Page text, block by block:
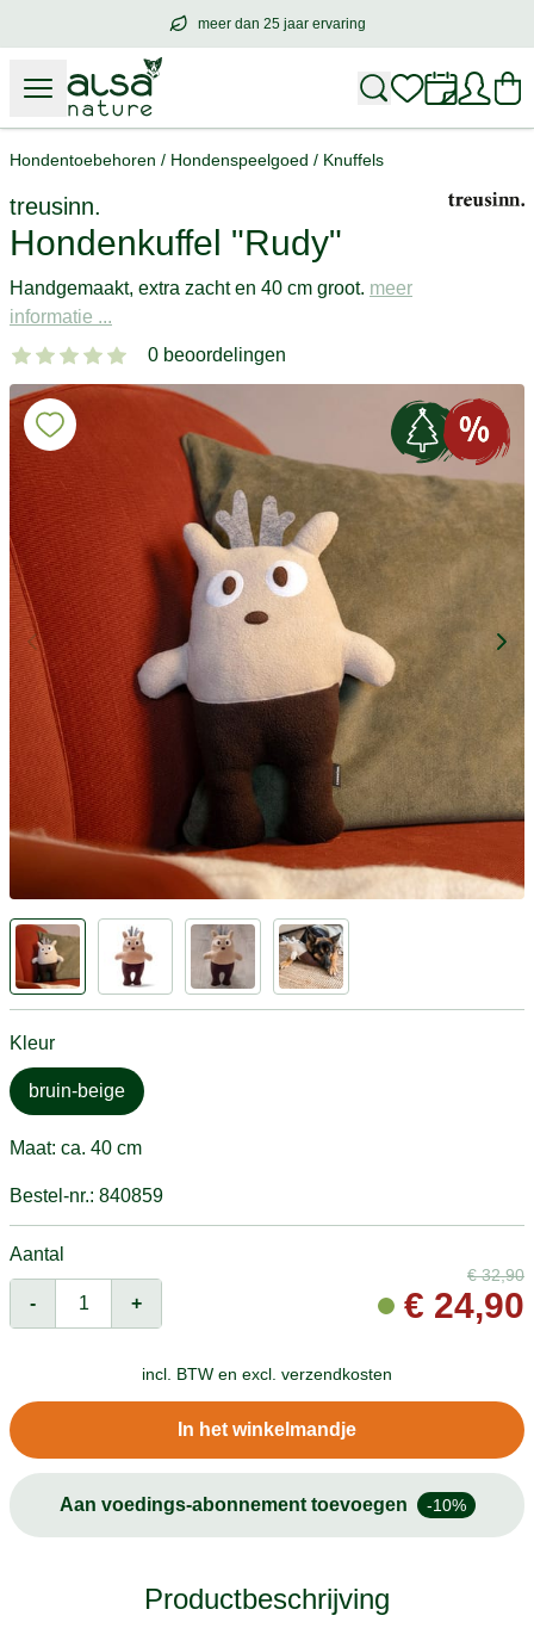
meer dan 25 jaar ervaring
meer dan25 jaar ervaring
Hondentoebehoren / Hondenspeelgoed / Knuffels
treusinn.
Hondenkuffel "Rudy"
Handgemaakt, extra zacht en 40 cm groot. meer
informatie ...
0 beoordelingen
Kleur
bruin-beige
Maat: ca. 40 cm
Bestel-nr.: 840859
Aantal
- +
€32,90
€ 24,90
incl. BTW en excl. verzendkosten
In het winkelmandje
Aan voedings-abonnement toevoegen -10%
Productbeschrijving